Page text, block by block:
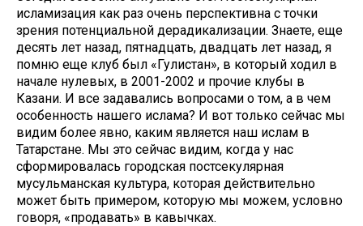
исламизация как раз очень перспективна с точки
зрения потенциальной дерадикализации. Знаете, еще
десять лет назад, пятнадцать, двадцать лет назад, я
помню еще клуб был «Гулистан», в который ходил в
начале нулевых, в 2001-2002 и прочие клубы в
Казани. И все задавались вопросами о том, а в чем
особенность нашего ислама? И вот только сейчас мы
видим более явно, каким является наш ислам в
Татарстане. Мы это сейчас видим, когда у нас
сформировалась городская постсекулярная
мусульманская культура, которая действительно
может быть примером, которую мы можем, условно
говоря, «продавать» в кавычках.